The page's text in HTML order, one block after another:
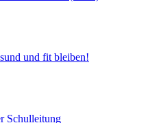
und fit bleiben!
Schulleitung